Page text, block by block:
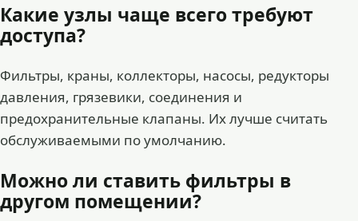
Какие узлы чаще всего требуют
доступа?
Фильтры, краны, коллекторы, насосы, редукторы
давления, грязевики, соединения и
предохранительные клапаны. Их лучше считать
обслуживаемыми по умолчанию.
Можно ли ставить фильтры в
другом помещении?